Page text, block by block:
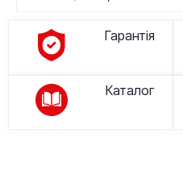
Гарантія
Каталог